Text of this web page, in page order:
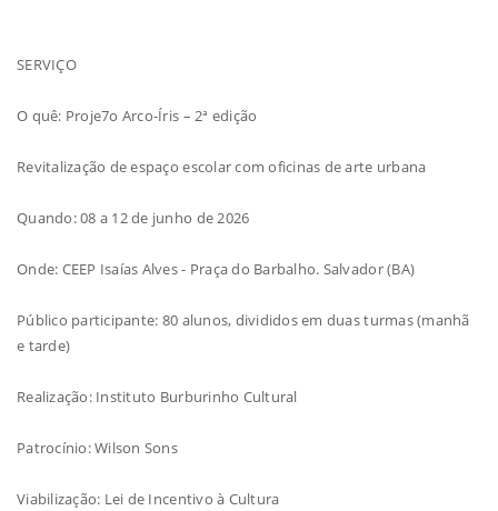
SERVIÇO
O quê: Proje7o Arco-Íris – 2ª edição
Revitalização de espaço escolar com oficinas de arte urbana
Quando: 08 a 12 de junho de 2026
Onde: CEEP Isaías Alves - Praça do Barbalho. Salvador (BA)
Público participante: 80 alunos, divididos em duas turmas (manhã
e tarde)
Realização: Instituto Burburinho Cultural
Patrocínio: Wilson Sons
Viabilização: Lei de Incentivo à Cultura